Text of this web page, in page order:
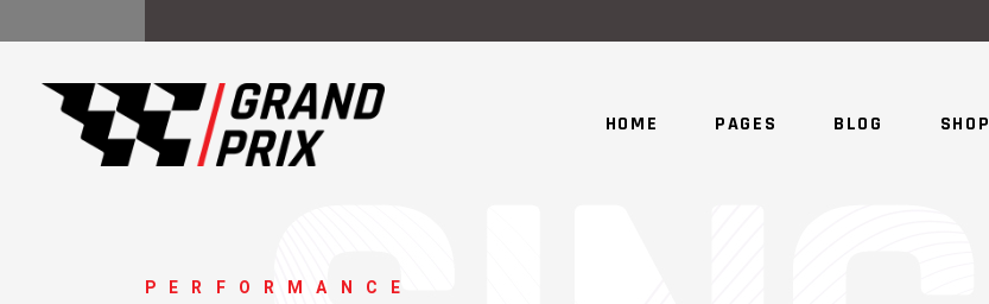
HOME PAGES BLOG SHOP
PERFORMANCE